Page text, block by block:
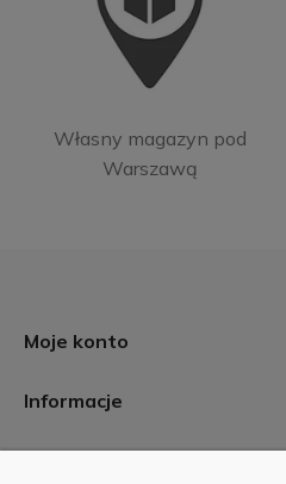
Własny magazyn pod
Warszawą
Moje konto
Informacje